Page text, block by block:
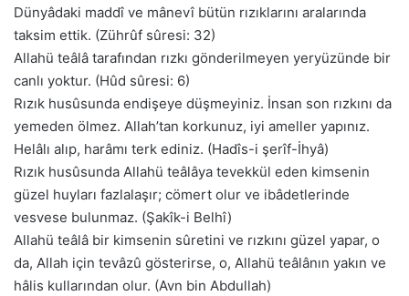
Dünyâdaki maddî ve mânevî bütün rızıklarını aralarında
taksim ettik. (Zührûf sûresi: 32)
Allahü teâlâ tarafından rızkı gönderilmeyen yeryüzünde bir
canlı yoktur. (Hûd sûresi: 6)
Rızık husûsunda endişeye düşmeyiniz. İnsan son rızkını da
yemeden ölmez. Allah’tan korkunuz, iyi ameller yapınız.
Helâlı alıp, harâmı terk ediniz. (Hadîs-i şerîf-İhyâ)
Rızık husûsunda Allahü teâlâya tevekkül eden kimsenin
güzel huyları fazlalaşır; cömert olur ve ibâdetlerinde
vesvese bulunmaz. (Şakîk-i Belhî)
Allahü teâlâ bir kimsenin sûretini ve rızkını güzel yapar, o
da, Allah için tevâzû gösterirse, o, Allahü teâlânın yakın ve
hâlis kullarından olur. (Avn bin Abdullah)